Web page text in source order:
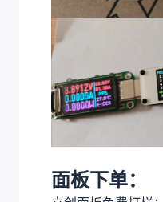
面板下单：